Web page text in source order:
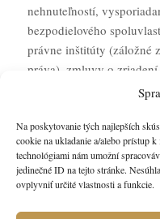
Na poskytovanie tých najlepších
cookie na ukladanie a/alebo prístup
technológiami nám umožní
jedinečné ID na tejto stránke.
ovplyvniť určité vlastnosti a funkcie.
nehnuteľností,
bezpodielového
právne inštitúty (záložné
práva), zmluvy o zriadení
Hľadáte spoľahlivé a
občianskeho práva?